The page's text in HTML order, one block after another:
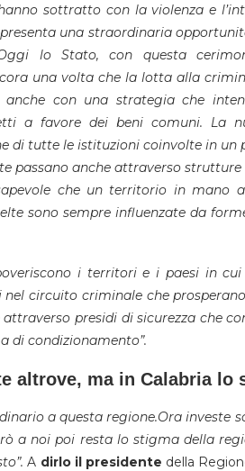
sottratto con la violenza e
una straordinaria
lo Stato, con questa
una volta che la lotta alla
con una strategia che
a favore dei beni comuni. La
di tutte le istituzioni coinvolte in
passano anche attraverso strutture
che un territorio in mano
sono sempre influenzate da
i territori e i paesi in
circuito criminale che
presidi di sicurezza che
di condizionamento”.
altrove, ma in Calabria lo
a questa regione.Ora investe
a noi poi resta lo stigma della
A dirlo il presidente della